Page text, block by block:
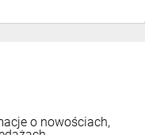
o nowościach,